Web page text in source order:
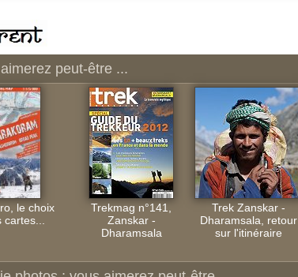
peut-être ...
le choix
cartes...
Trekmag n°141,
Zanskar -
Dharamsala
Trek Zanskar -
Dharamsala, retour
sur l'itinéraire